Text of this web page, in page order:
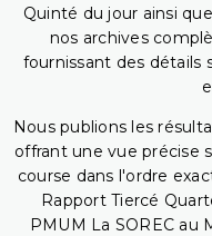
Quinté du jour ainsi
nos archives
fournissant des détails
Nous publions les
offrant une vue précise
course dans l'ordre
Rapport Tiercé
PMUM La SOREC au